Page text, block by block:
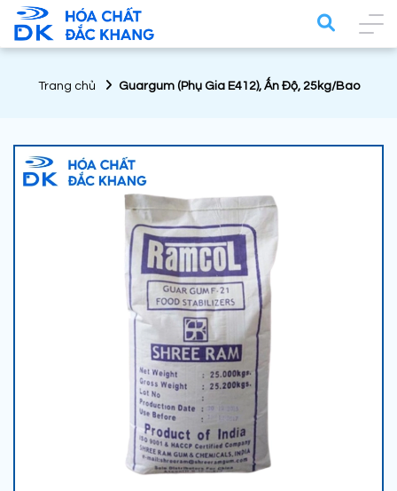
Trang chủ Guargum (Phụ Gia E412), Ấn Độ, 25kg/Bao